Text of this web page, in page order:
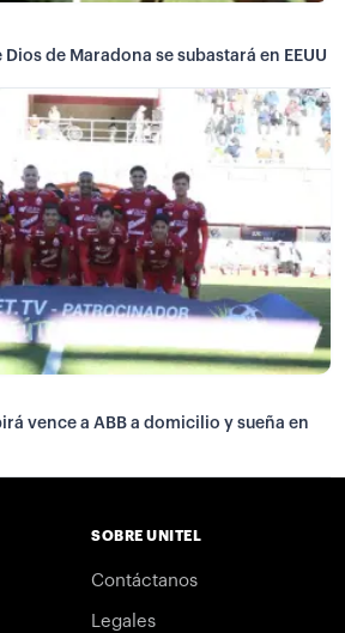
de Maradona se subastará en EEUU
vence a ABB a domicilio y sueña en
SOBRE UNITEL
Contáctanos
Legales